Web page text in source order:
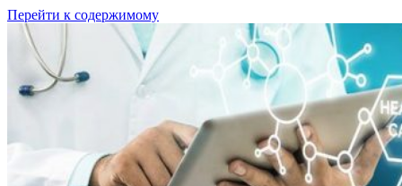
Перейти к содержимому